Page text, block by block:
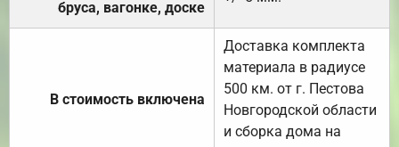
бруса, вагонке, доске
В стоимость включена
Доставка комплекта
материала в радиусе
500 км. от г. Пестова
Новгородской области
и сборка дома на